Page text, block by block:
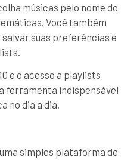
músicas pelo nome do
Você também
suas preferências e
e o acesso a playlists
ferramenta indispensável
no dia a dia.
uma simples plataforma de